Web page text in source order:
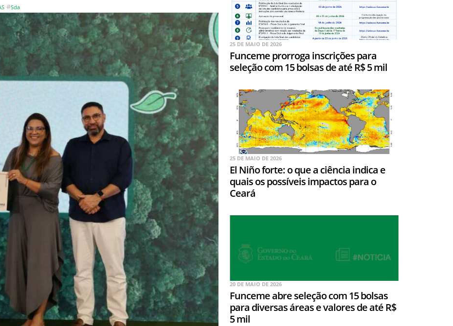
#Sda
25 DE MAIO DE 2026
Funceme prorroga inscrições para
seleção com 15 bolsas de até R$ 5 mil
25 DE MAIO DE 2026
El Niño forte: o que a ciência indica e
quais os possíveis impactos para o
Ceará
20 DE MAIO DE 2026
Funceme abre seleção com 15 bolsas
para diversas áreas e valores de até R$
5 mil